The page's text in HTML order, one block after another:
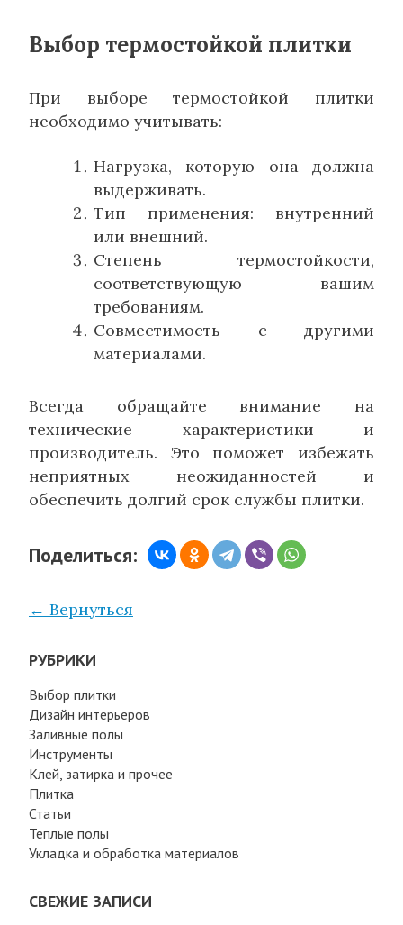
Выбор термостойкой плитки
При выборе термостойкой плитки
необходимо учитывать:
Нагрузка, которую она должна
выдерживать.
Тип применения: внутренний
или внешний.
Степень термостойкости,
соответствующую вашим
требованиям.
Совместимость с другими
материалами.
Всегда обращайте внимание на
технические характеристики и
производитель. Это поможет избежать
неприятных неожиданностей и
обеспечить долгий срок службы плитки.
Поделиться:
← Вернуться
РУБРИКИ
Выбор плитки
Дизайн интерьеров
Заливные полы
Инструменты
Клей, затирка и прочее
Плитка
Статьи
Теплые полы
Укладка и обработка материалов
СВЕЖИЕ ЗАПИСИ